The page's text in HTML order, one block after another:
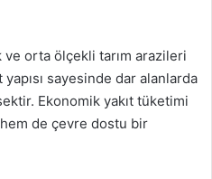
ve orta ölçekli tarım arazileri
sayesinde dar alanlarda
Ekonomik yakıt tüketimi
de çevre dostu bir